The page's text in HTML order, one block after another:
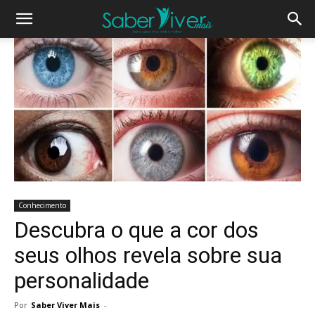
Conhecimento
Descubra o que a cor dos
seus olhos revela sobre sua
personalidade
Por Saber Viver Mais -